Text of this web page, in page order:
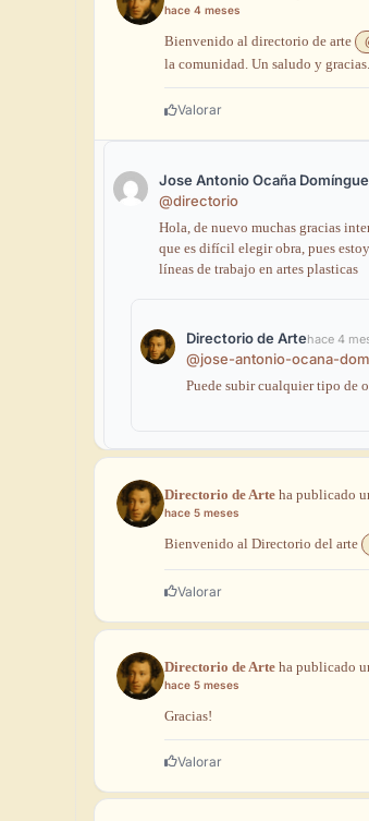
hace 4 meses
Bienvenido al directorio de arte
la comunidad. Un saludo y gracias.
Valorar
Jose Antonio Ocaña
@directorio
Hola, de nuevo muchas gracias
que es difícil elegirobra, pues estoy
líneas de trabajo en artes plasticas
Directorio de Artehace 4
@jose-antonio-ocana-
Puede subircualquiertipo de
Directorio de Arte ha publicado
hace 5 meses
Bienvenido al Directorio del arte
Valorar
Directorio de Arte ha publicado
hace 5 meses
Gracias!
Valorar